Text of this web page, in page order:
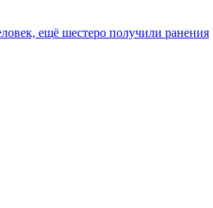
ещё шестеро получили ранения